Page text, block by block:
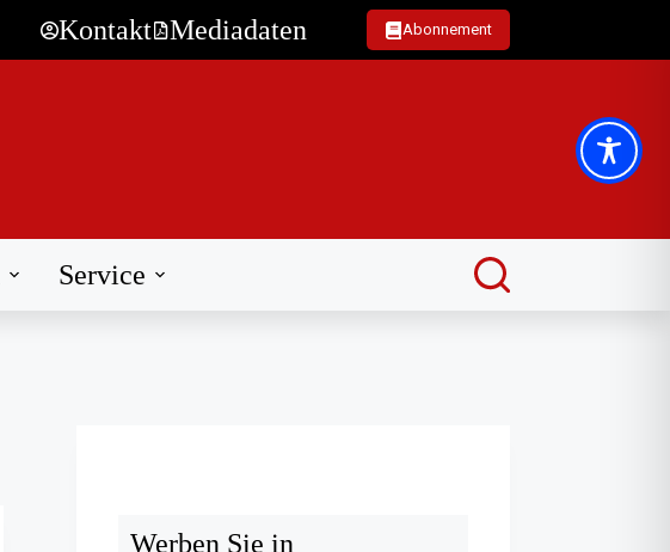
Kontakt Mediadaten Abonnement
Service
Werben Sie in